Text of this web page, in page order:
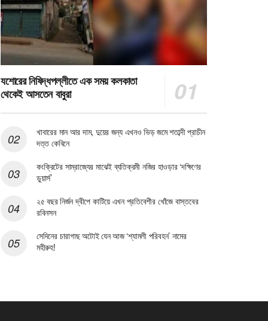
যশোরের নিষিদ্ধপল্লীতে এক সময় কলকাতা
থেকেই আসতেন বাবুরা
খাবারের মান আর দাম, দুয়ের জন্য এখনও ভিড় জমে শতাব্দী প্রাচীন
দত্ত কেবিনে
কংক্রিটের সাম্রাজ্যের মাঝেই ব্যতিক্রমী নজির হাওড়ার ‘দক্ষিণের
ডুয়ার্স’
২৫ বছর নির্জন দ্বীপে কাটিয়ে এখন প্রতিবেশীর খোঁজে বাস্তবের
রবিনসন
সেদিনের চারাগাছ অটোই যেন আজ ‘শ্যামলী পরিবহন’ নামের
মহীরুহ!